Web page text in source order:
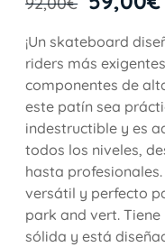
¡Un skateboard
riders más
componentes de
este patín sea
indestructible y es
todos los niveles,
hasta
versátil y perfecto
park and vert.
sólida y está